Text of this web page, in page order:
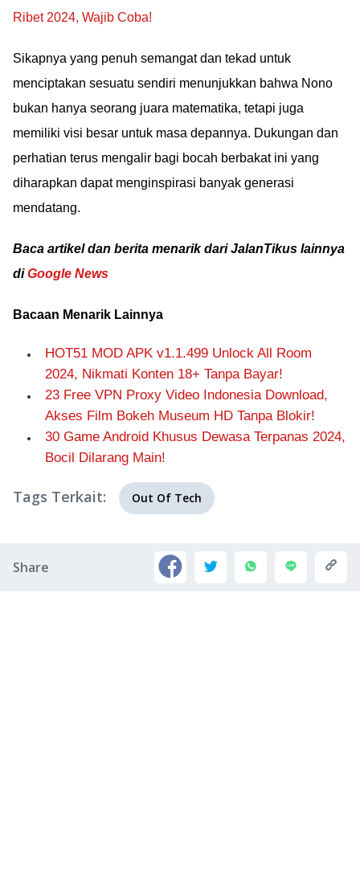
Ribet 2024, Wajib Coba!
Sikapnya yang penuh semangat dan tekad untuk
menciptakan sesuatu sendiri menunjukkan bahwa Nono
bukan hanya seorang juara matematika, tetapi juga
memiliki visi besar untuk masa depannya. Dukungan dan
perhatian terus mengalir bagi bocah berbakat ini yang
diharapkan dapat menginspirasi banyak generasi
mendatang.
Baca artikel dan berita menarik dari JalanTikus lainnya
diGoogle News
Bacaan Menarik Lainnya
HOT51 MOD APK v1.1.499 Unlock All Room
2024, Nikmati Konten 18+ Tanpa Bayar!
23 Free VPN Proxy Video Indonesia Download,
Akses Film Bokeh Museum HD Tanpa Blokir!
30 Game Android Khusus Dewasa Terpanas 2024,
Bocil Dilarang Main!
Tags Terkait: Out Of Tech
Share